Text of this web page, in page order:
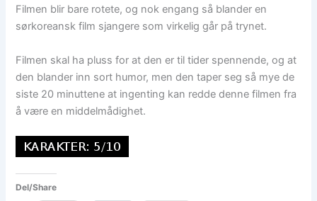
Filmen blir bare rotete, og nok engang så blander en
sørkoreansk film sjangere som virkelig går på trynet.
Filmen skal ha pluss for at den er til tider spennende, og at
den blander inn sort humor, men den taper seg så mye de
siste 20 minuttene at ingenting kan redde denne filmen fra
å være en middelmådighet.
Del/Share